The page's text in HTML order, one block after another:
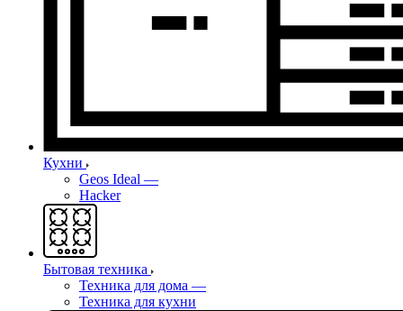
Кухни
Geos Ideal —
Hacker
Бытовая техника
Техника для дома —
Техника для кухни